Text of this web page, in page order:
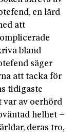
en lärd
att
bland
säger
att tacka för
tidigaste
var av oerhörd
helhet –
deras tro,